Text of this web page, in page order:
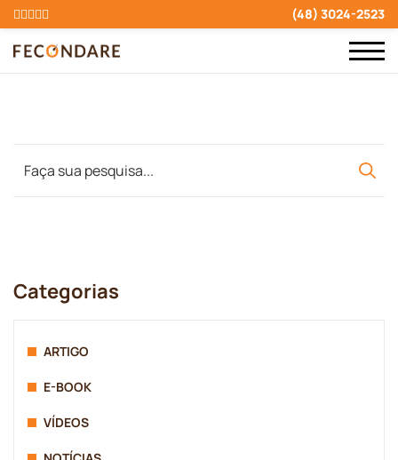
(48) 3024-2523
Categorias
ARTIGO
E-BOOK
VÍDEOS